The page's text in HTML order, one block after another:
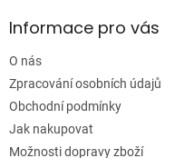
aInformace pro vás
O nás
Zpracování osobních údajů
Obchodní podmínky
Jak nakupovat
Možnosti dopravy zboží